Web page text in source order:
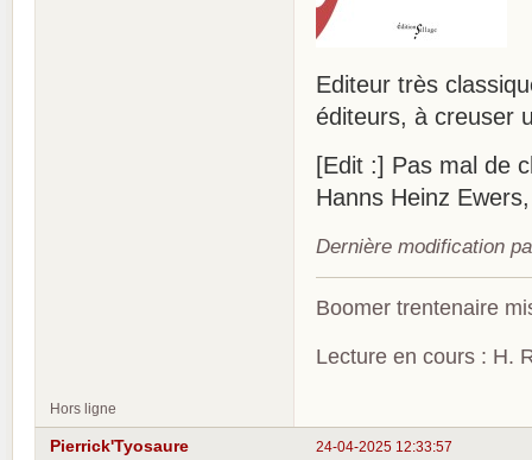
Editeur très
éditeurs, à creuser
[Edit :] Pas mal de
Hanns Heinz
Dernière modification
Boomer trentenaire
Lecture en cours : H.
Hors ligne
24-04-2025 12:33:57
Pierrick'Tyosaure